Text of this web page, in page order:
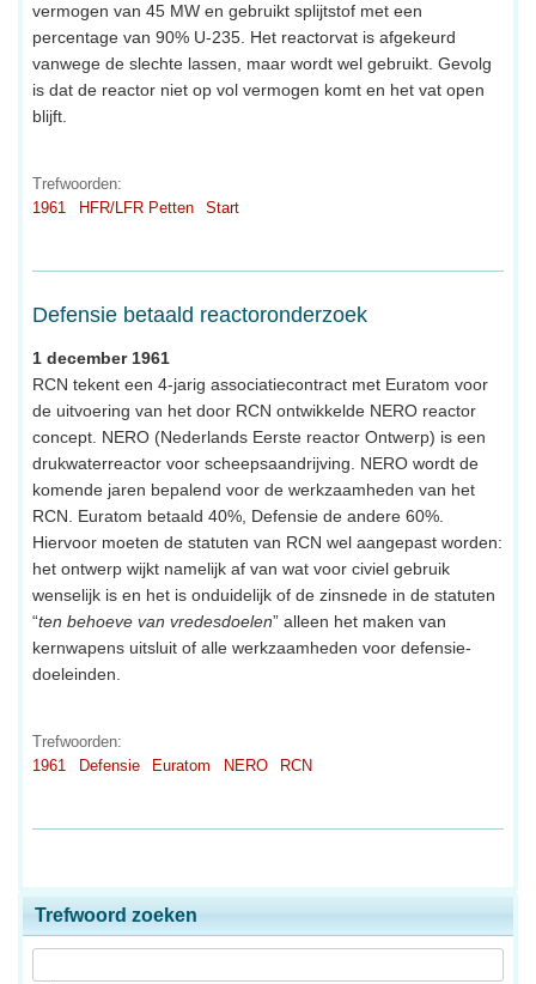
vermogen van 45 MW en gebruikt splijtstof met een
percentage van 90% U-235. Het reactorvat is afgekeurd
vanwege de slechte lassen, maar wordt wel gebruikt. Gevolg
is dat de reactor niet op vol vermogen komt en het vat open
blijft.
Trefwoorden:
1961
HFR/LFR Petten Start
Defensie betaald reactoronderzoek
1 december 1961
RCN tekent een 4-jarig associatiecontract met Euratom voor
de uitvoering van het door RCN ontwikkelde NERO reactor
concept. NERO (Nederlands Eerste reactor Ontwerp) is een
drukwaterreactor voor scheepsaandrijving. NERO wordt de
komende jaren bepalend voor de werkzaamheden van het
RCN. Euratom betaald 40%, Defensie de andere 60%.
Hiervoor moeten de statuten van RCN wel aangepast worden:
het ontwerp wijkt namelijk af van wat voor civiel gebruik
wenselijk is en het is onduidelijk of de zinsnede in de statuten
“ten behoeve van vredesdoelen” alleen het maken van
kernwapens uitsluit of alle werkzaamheden voor defensie-
doeleinden.
Trefwoorden:
1961
Defensie Euratom NERO RCN
Trefwoord zoeken